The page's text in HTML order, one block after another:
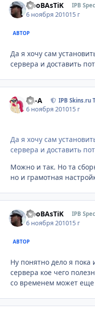
NooBAsTiK IPB
6 ноября 201015 г
АВТОР
Да я хочу сам
сервера и доставить
Ph-A IPB Skins.ru
6 ноября 201015 г
Да я хочу сам
сервера и доставить
Можно и так. Но та
но и грамотная
NooBAsTiK IPB
6 ноября 201015 г
АВТОР
Ну понятно дело я пока
сервера кое чего
со временем может